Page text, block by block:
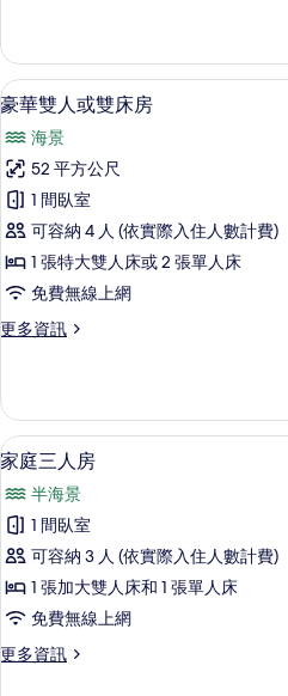
部
分
海
景
的
所
有
相
片
雙
人
或
床
房,
部
分
海
景
的
詳
顯
示
豪
華
雙
人
或
雙
床
的
所
有
相
片
14
豪華雙人或雙床房
海景
52 平方公尺
1 間臥室
可容納 4 人 (依實際入住人數計費)
1 張特大雙人床或 2 張單人床
免費無線上網
更多資訊
更
雙
人
或
雙
床
房
詳
情
顯
示
家
庭
三
人
房
的
7
家庭三人房
半海景
1 間臥室
可容納 3 人 (依實際入住人數計費)
1 張加大雙人床和 1 張單人床
免費無線上網
更多資訊
更